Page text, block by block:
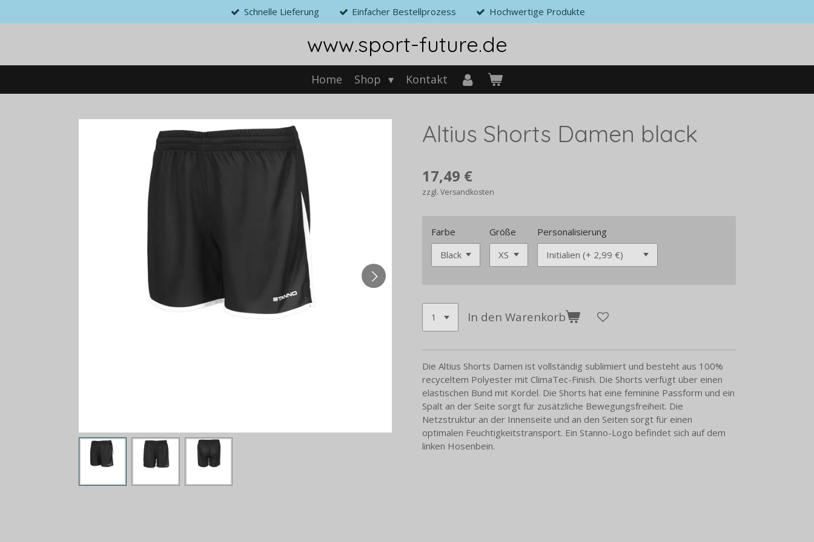
Hauptinhalt
Schnelle Lieferung Einfacher Bestellprozess Hochwertige Produkte
www.sport-future.de
Home Shop Kontakt
Altius Shorts Damen black
17,49 €
zzgl. Versandkosten
Farbe Größe Personalisierung
In den Warenkorb
Die Altius Shorts Damen ist vollständig sublimiert und besteht aus 100%
recyceltem Polyester mit ClimaTec-Finish. Die Shorts verfügt über einen
elastischen Bund mit Kordel. Die Shorts hat eine feminine Passform und ein
Spalt an der Seite sorgt für zusätzliche Bewegungsfreiheit. Die
Netzstruktur an der Innenseite und an den Seiten sorgt für einen
optimalen Feuchtigkeitstransport. Ein Stanno-Logo befindet sich auf dem
linken Hosenbein.